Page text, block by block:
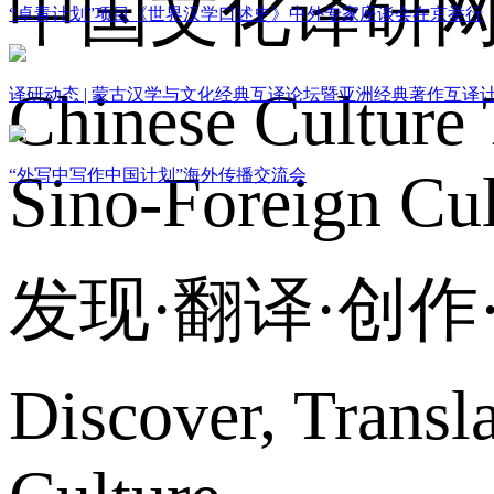
“卓青计划”项目《世界汉学口述史》中外专家座谈会在京举行
译研动态 | 蒙古汉学与文化经典互译论坛暨亚洲经典著作互译
“外写中写作中国计划”海外传播交流会
Chinese
Sino-Foreign
发现·翻译·创
Discover,